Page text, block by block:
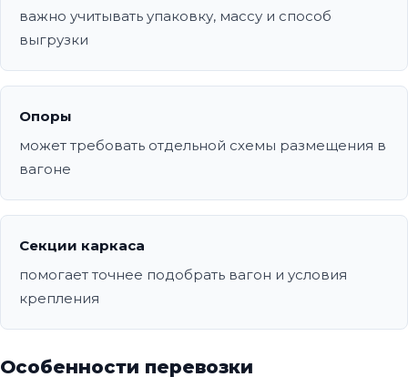
важно учитывать упаковку, массу и способ
выгрузки
Опоры
может требовать отдельной схемы размещения в
вагоне
Секции каркаса
помогает точнее подобрать вагон и условия
крепления
Особенности перевозки